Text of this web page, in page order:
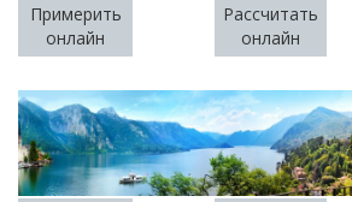
Примерить
онлайн
Рассчитать
онлайн